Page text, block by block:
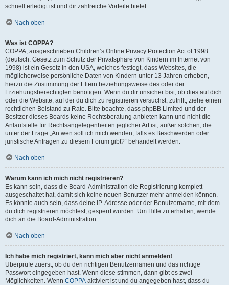
schnell erledigt ist und dir zahlreiche Vorteile bietet.
Nach oben
Was ist COPPA?
COPPA, ausgeschrieben Children’s Online Privacy Protection Act of 1998
(deutsch: Gesetz zum Schutz der Privatsphäre von Kindern im Internet von
1998) ist ein Gesetz in den USA, welches festlegt, dass Websites, die
möglicherweise persönliche Daten von Kindern unter 13 Jahren erheben,
hierzu die Zustimmung der Eltern beziehungsweise des oder der
Erziehungsberechtigten benötigen. Wenn du dir unsicher bist, ob dies auf dich
oder die Website, auf der du dich zu registrieren versuchst, zutrifft, ziehe einen
rechtlichen Beistand zu Rate. Bitte beachte, dass phpBB Limited und der
Besitzer dieses Boards keine Rechtsberatung anbieten kann und nicht die
Anlaufstelle für Rechtsangelegenheiten jeglicher Art ist; außer solchen, die
unter der Frage „An wen soll ich mich wenden, falls es Beschwerden oder
juristische Anfragen zu diesem Forum gibt?“ behandelt werden.
Nach oben
Warum kann ich mich nicht registrieren?
Es kann sein, dass die Board-Administration die Registrierung komplett
ausgeschaltet hat, damit sich keine neuen Benutzer mehr anmelden können.
Es könnte auch sein, dass deine IP-Adresse oder der Benutzername, mit dem
du dich registrieren möchtest, gesperrt wurden. Um Hilfe zu erhalten, wende
dich an die Board-Administration.
Nach oben
Ich habe mich registriert, kann mich aber nicht anmelden!
Überprüfe zuerst, ob du den richtigen Benutzernamen und das richtige
Passwort eingegeben hast. Wenn diese stimmen, dann gibt es zwei
Möglichkeiten. Wenn COPPA aktiviert ist und du angegeben hast, dass du